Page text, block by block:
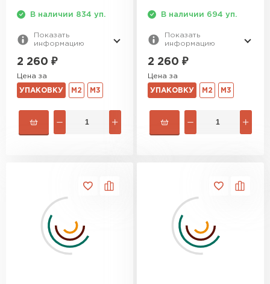
В наличии 834 уп.
Показать
информацию
2 260 ₽
Цена за
УПАКОВКУ М2 М3
В наличии 694 уп.
Показать
информацию
2 260 ₽
Цена за
УПАКОВКУ М2 М3
Утеплитель Изомин
ПЕРЕЙТИ
Рулонная кровля Брит